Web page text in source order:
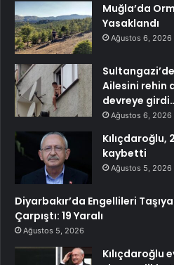
Muğla’da
Yasaklandı
Ağustos 6, 2026
Ailesini rehin
devreye
Ağustos 6, 2026
kaybetti
Ağustos 5, 2026
Diyarbakır’da Engellileri
Çarpıştı: 19 Yaralı
Ağustos 5, 2026
Kılıçdaroğlu